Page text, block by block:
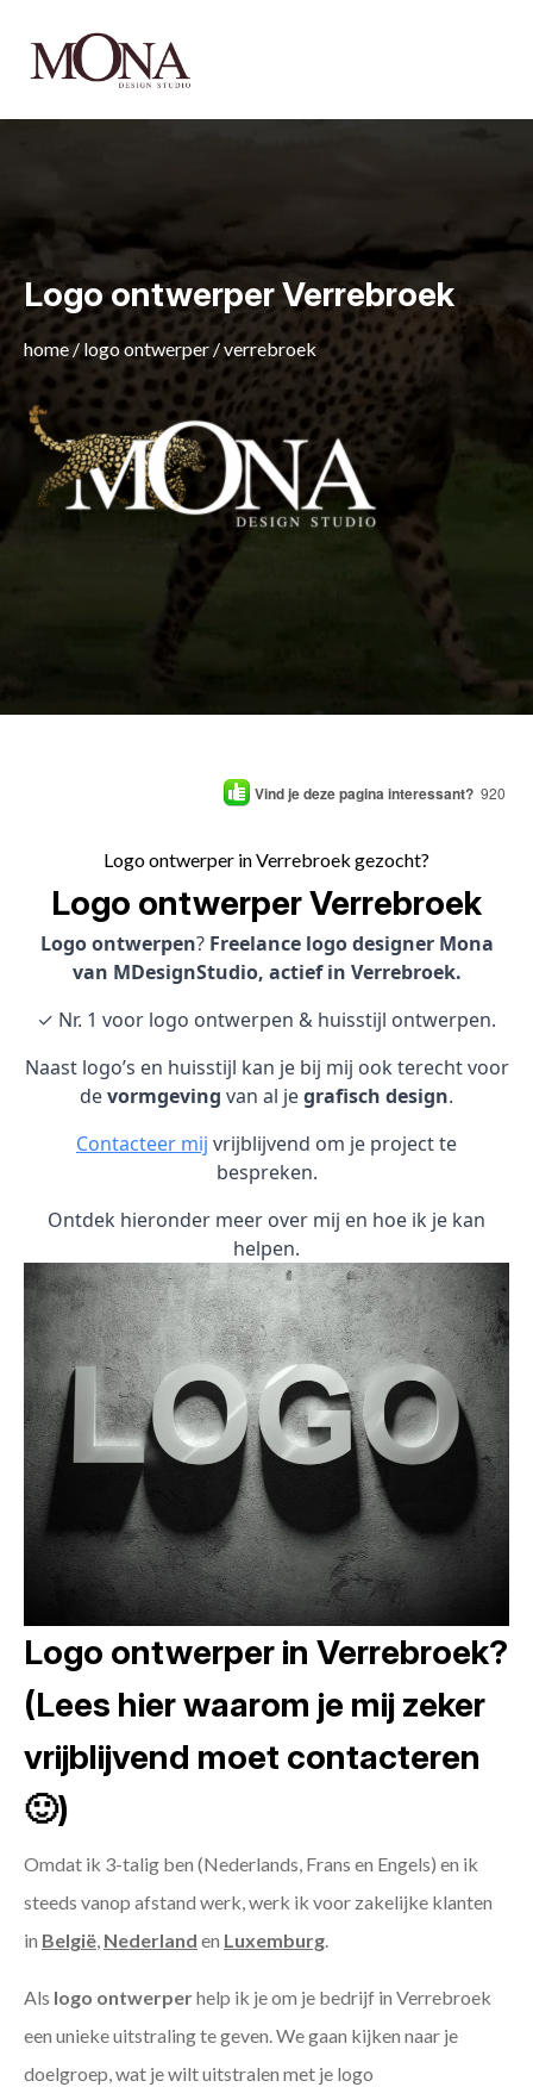
Logo ontwerper Verrebroek
home/ logo ontwerper /verrebroek
Vind je deze pagina interessant? 920
Logo ontwerper in Verrebroek gezocht?
Logo ontwerper Verrebroek
Logo ontwerpen? Freelance logo designer Mona
van MDesignStudio, actief in Verrebroek.
✓ Nr. 1 voor logo ontwerpen & huisstijl ontwerpen.
Naast logo’s en huisstijl kan je bij mij ook terecht voor
devormgeving van al jegrafisch design.
Contacteer mij vrijblijvend om je project te
bespreken.
Ontdek hieronder meer over mij en hoe ik je kan
helpen.
Logo ontwerper in Verrebroek?
(Lees hier waarom je mij zeker
vrijblijvend moet contacteren
🙂)
Omdat ik 3-talig ben (Nederlands, Frans en Engels) en ik
steeds vanop afstand werk, werk ik voor zakelijke klanten
in België, Nederland en Luxemburg.
Als logo ontwerperhelp ik je om je bedrijf in Verrebroek
een unieke uitstraling te geven. We gaan kijken naar je
doelgroep, wat je wilt uitstralen met je logo